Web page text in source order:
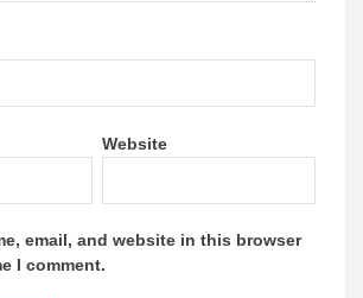
Website
email, and website in this browser
I comment.